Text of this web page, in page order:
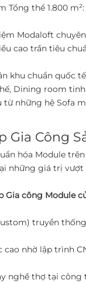
Tổng thể 1.800
Modaloft
cao trần tiêu
khu chuẩn quốc
Dining room
những hệ Sofa
Gia Công
hóa Module
những giá trị vượt
Gia công Module
truyền thống
cao nhờ lập trình
nghề thợ tại công